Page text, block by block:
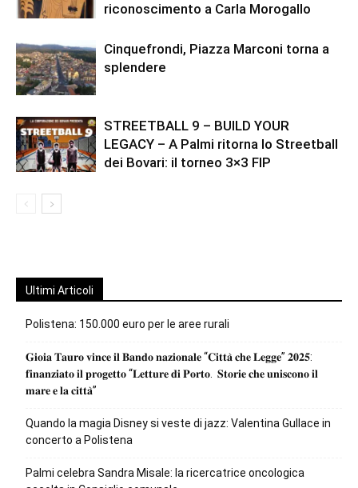
riconoscimento a Carla Morogallo
Cinquefrondi, Piazza Marconi torna a
splendere
STREETBALL 9 – BUILD YOUR
LEGACY – A Palmi ritorna lo Streetball
dei Bovari: il torneo 3×3 FIP
Ultimi Articoli
Polistena: 150.000 euro per le aree rurali
𝐆𝐢𝐨𝐢𝐚 𝐓𝐚𝐮𝐫𝐨 𝐯𝐢𝐧𝐜𝐞 𝐢𝐥 𝐁𝐚𝐧𝐝𝐨 𝐧𝐚𝐳𝐢𝐨𝐧𝐚𝐥𝐞 “𝐂𝐢𝐭𝐭𝐚̀ 𝐜𝐡𝐞 𝐋𝐞𝐠𝐠𝐞” 𝟐𝟎𝟐𝟓:
𝐟𝐢𝐧𝐚𝐧𝐳𝐢𝐚𝐭𝐨 𝐢𝐥 𝐩𝐫𝐨𝐠𝐞𝐭𝐭𝐨 “𝐋𝐞𝐭𝐭𝐮𝐫𝐞 𝐝𝐢 𝐏𝐨𝐫𝐭𝐨. 𝐒𝐭𝐨𝐫𝐢𝐞 𝐜𝐡𝐞 𝐮𝐧𝐢𝐬𝐜𝐨𝐧𝐨 𝐢𝐥
𝐦𝐚𝐫𝐞 𝐞 𝐥𝐚 𝐜𝐢𝐭𝐭𝐚̀”
Quando la magia Disney si veste di jazz: Valentina Gullace in
concerto a Polistena
Palmi celebra Sandra Misale: la ricercatrice oncologica